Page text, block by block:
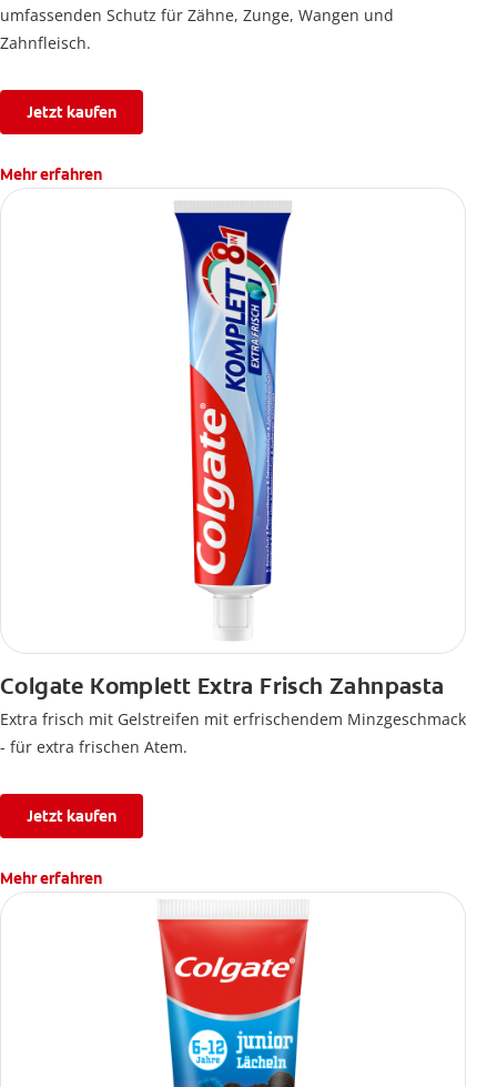
umfassenden Schutz für Zähne, Zunge, Wangen und
Zahnfleisch.
Jetzt kaufen
Mehr erfahren
Colgate Komplett Extra Frisch Zahnpasta
Extra frisch mit Gelstreifen mit erfrischendem Minzgeschmack
- für extra frischen Atem.
Jetzt kaufen
Mehr erfahren